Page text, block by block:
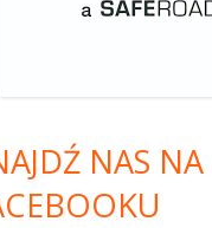
NAS NA